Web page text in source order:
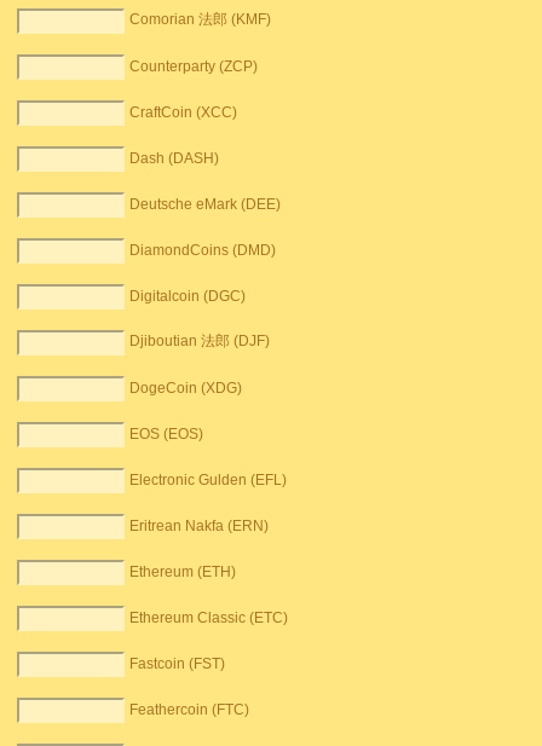
Comorian 法郎 (KMF)
Counterparty (ZCP)
CraftCoin (XCC)
Dash (DASH)
Deutsche eMark (DEE)
DiamondCoins (DMD)
Digitalcoin (DGC)
Djiboutian 法郎 (DJF)
DogeCoin (XDG)
EOS (EOS)
Electronic Gulden (EFL)
Eritrean Nakfa (ERN)
Ethereum (ETH)
Ethereum Classic (ETC)
Fastcoin (FST)
Feathercoin (FTC)